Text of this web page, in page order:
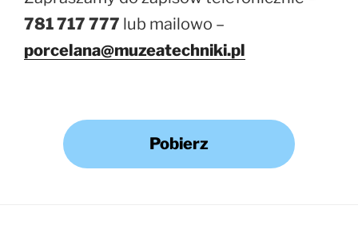
781 717 777 lub mailowo –
porcelana@muzeatechniki.pl
Pobierz